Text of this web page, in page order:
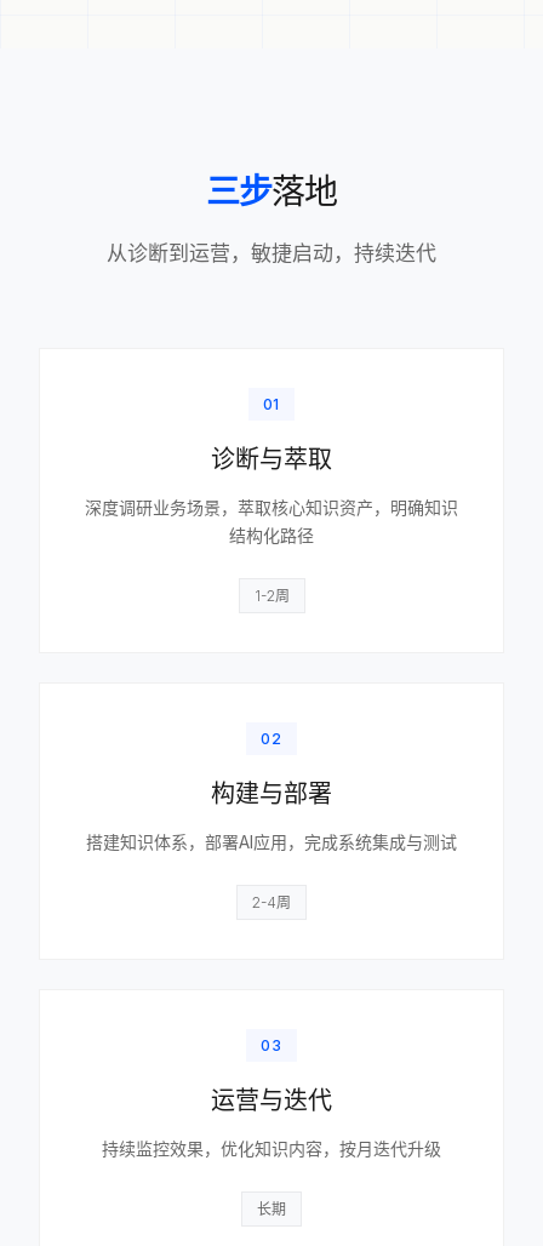
三步落地
从诊断到运营，敏捷启动，持续迭代
01
诊断与萃取
深度调研业务场景，萃取核心知识资产，明确知识
结构化路径
1-2周
02
构建与部署
搭建知识体系，部署AI应用，完成系统集成与测试
2-4周
03
运营与迭代
持续监控效果，优化知识内容，按月迭代升级
长期